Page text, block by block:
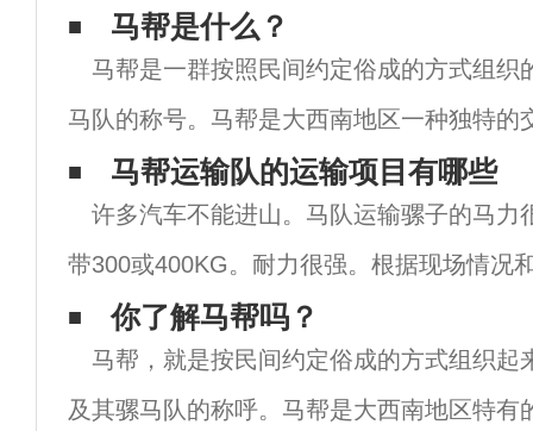
马帮是什么？
马帮是一群按照民间约定俗成的方式组织
马队的称号。马帮是大西南地区一种独特的
是茶马古道的主要运输手段。面对危险和随
生死共同形成了严格的组织和规则，有自己
马帮运输队​的运输项目有哪些
许多汽车不能进山。马队运输骡子的马力
带300或400KG。耐力很强。根据现场情况
以看到骡子可以把4000-8000公斤的货物带
坡抵挡不住钢巨石，坚决到达目的地
你了解马帮吗？
马帮，就是按民间约定俗成的方式组织起
及其骡马队的称呼。马帮是大西南地区特有